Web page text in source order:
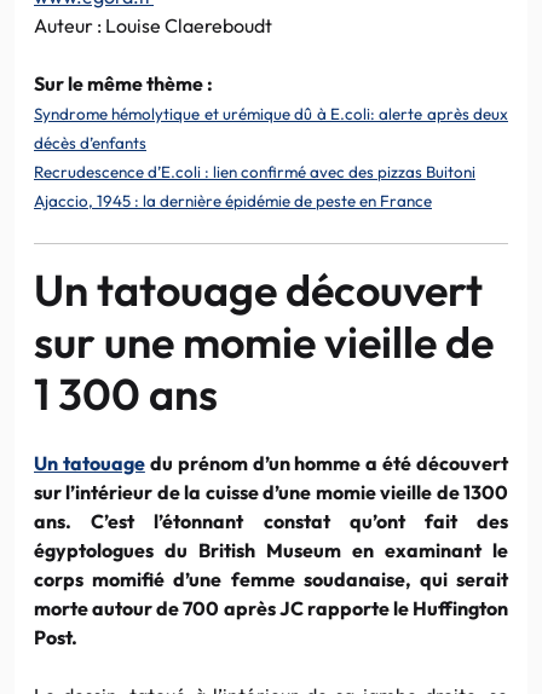
Auteur : Louise Claereboudt
Sur le même thème :
Syndrome hémolytique et urémique dû à E.coli: alerte après deux
décès d’enfants
Recrudescence d’E.coli : lien confirmé avec des pizzas Buitoni
Ajaccio, 1945 : la dernière épidémie de peste en France
Un tatouage découvert
sur une momie vieille de
1 300 ans
Un tatouagedu prénom d’un homme a été découvert
sur l’intérieur de la cuisse d’une momie vieille de 1300
ans. C’est l’étonnant constat qu’ont fait des
égyptologues du British Museum en examinant le
corps momifié d’une femme soudanaise, qui serait
morte autour de 700 après JC rapporte le Huffington
Post.